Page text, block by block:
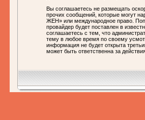
Вы соглашаетесь не размещать
прочих сообщений, которые могут
ЖЕН» или международное право.
провайдер будет поставлен в
соглашаетесь с тем, что
тему в любое время по своему
информация не будет открыта
может быть ответственна за